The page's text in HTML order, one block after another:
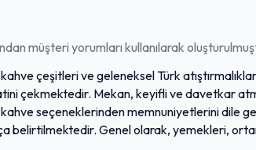
müşteri yorumları kullanılarak
çeşitleri ve geleneksel Türk
çekmektedir. Mekan, keyifli ve davetkar
seçeneklerinden memnuniyetlerini dile
belirtilmektedir. Genel olarak, yemekleri,